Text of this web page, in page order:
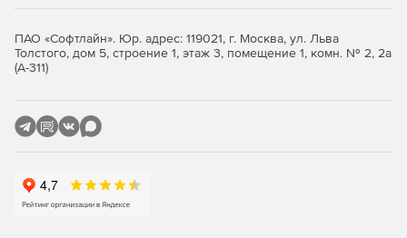
ПАО «Софтлайн». Юр. адрес: 119021, г. Москва, ул. Льва
Толстого, дом 5, строение 1, этаж 3, помещение 1, комн. № 2, 2а
(А-311)